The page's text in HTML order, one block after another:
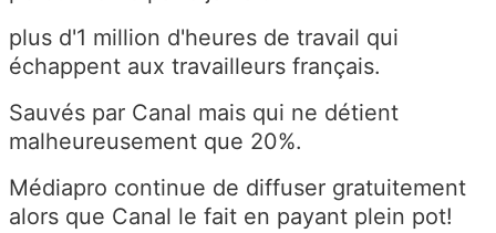
plus d'1 million d'heures de travail qui
échappent aux travailleurs français.
Sauvés par Canal mais qui ne détient
malheureusement que 20%.
Médiapro continue de diffuser gratuitement
alors que Canal le fait en payant plein pot!